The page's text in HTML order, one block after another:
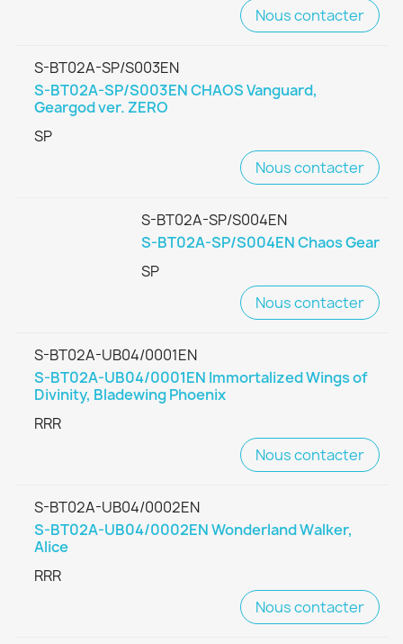
Nous contacter
S-BT02A-SP/S003EN
S-BT02A-SP/S003EN CHAOS Vanguard,
Geargod ver. ZERO
SP
Nous contacter
S-BT02A-SP/S004EN
S-BT02A-SP/S004EN Chaos Gear
SP
Nous contacter
S-BT02A-UB04/0001EN
S-BT02A-UB04/0001EN Immortalized Wings of
Divinity, Bladewing Phoenix
RRR
Nous contacter
S-BT02A-UB04/0002EN
S-BT02A-UB04/0002EN Wonderland Walker,
Alice
RRR
Nous contacter